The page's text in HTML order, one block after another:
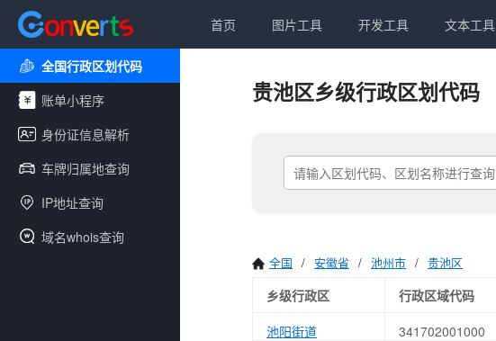
首页 图片工具 开发工具 文本工具
全国行政区划代码
账单小程序
身份证信息解析
车牌归属地查询
IP地址查询
域名whois查询
贵池区乡级行政区划代码
全国 / 安徽省 / 池州市 / 贵池区
乡级行政区 行政区域代码
池阳街道
341702001000